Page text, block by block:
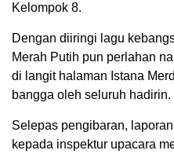
Kelompok 8.
Dengan diiringi lagu
Merah Putih pun perlahan
di langit halaman Istana
bangga oleh seluruh hadirin.
Selepas pengibaran,
kepada inspektur upacara